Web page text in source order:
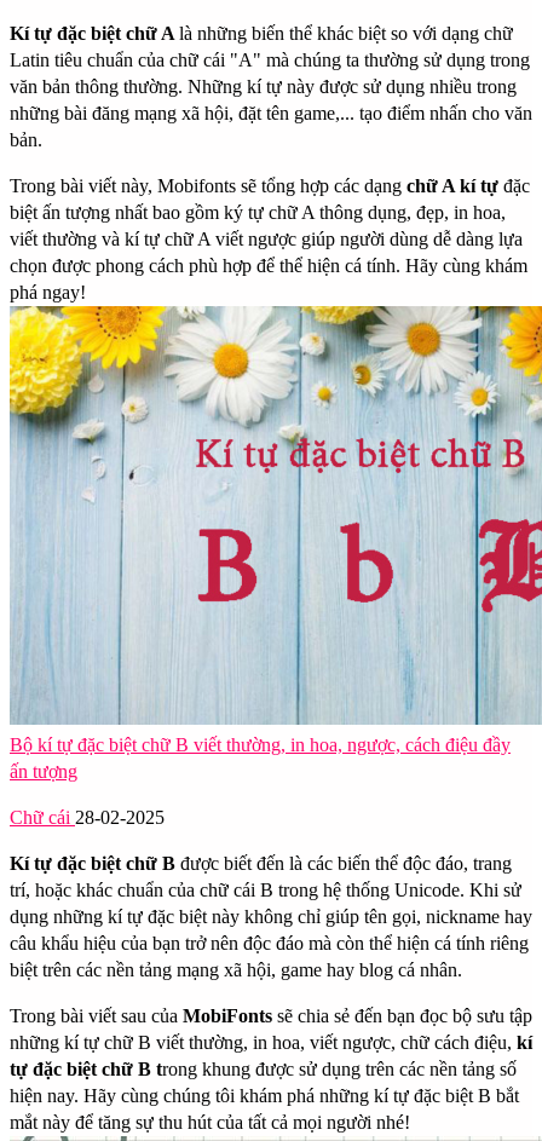
Kí tự đặc biệt chữ A là những biến thể khác biệt so với dạng chữ
Latin tiêu chuẩn của chữ cái "A" mà chúng ta thường sử dụng trong
văn bản thông thường. Những kí tự này được sử dụng nhiều trong
những bài đăng mạng xã hội, đặt tên game,... tạo điểm nhấn cho văn
bản.
Trong bài viết này, Mobifonts sẽ tổng hợp các dạng chữ A kí tự đặc
biệt ấn tượng nhất bao gồm ký tự chữ A thông dụng, đẹp, in hoa,
viết thường và kí tự chữ A viết ngược giúp người dùng dễ dàng lựa
chọn được phong cách phù hợp để thể hiện cá tính. Hãy cùng khám
phá ngay!
Bộ kí tự đặc biệt chữ B viết thường, in hoa, ngược, cách điệu đầy
ấn tượng
Chữ cái 28-02-2025
Kí tự đặc biệt chữ B được biết đến là các biến thể độc đáo, trang
trí, hoặc khác chuẩn của chữ cái B trong hệ thống Unicode. Khi sử
dụng những kí tự đặc biệt này không chỉ giúp tên gọi, nickname hay
câu khẩu hiệu của bạn trở nên độc đáo mà còn thể hiện cá tính riêng
biệt trên các nền tảng mạng xã hội, game hay blog cá nhân.
Trong bài viết sau của MobiFonts sẽ chia sẻ đến bạn đọc bộ sưu tập
những kí tự chữ B viết thường, in hoa, viết ngược, chữ cách điệu, kí
tự đặc biệt chữ B trong khung được sử dụng trên các nền tảng số
hiện nay. Hãy cùng chúng tôi khám phá những kí tự đặc biệt B bắt
mắt này để tăng sự thu hút của tất cả mọi người nhé!